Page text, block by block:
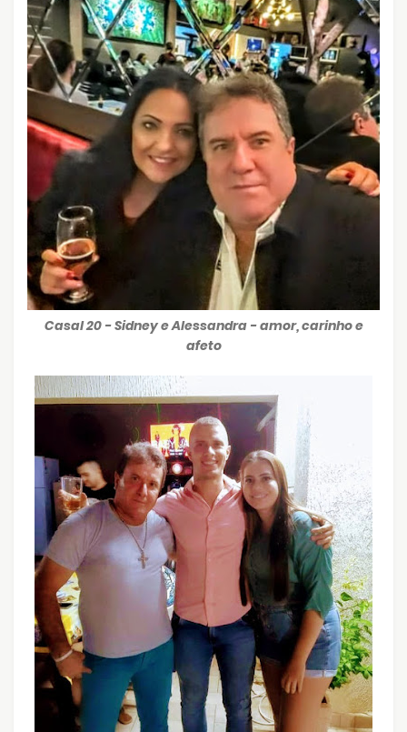
Casal 20 - Sidney e Alessandra - amor, carinho e
afeto